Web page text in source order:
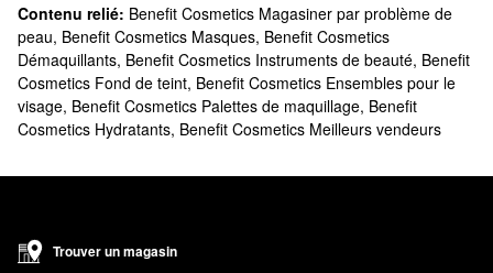
chacun de vos besoins.
Sephora offre-t-elle des produits Benefit Cosmetics?
Sephora vend de nombreux produits Benefit Cosmetics. Vous
voulez donner du volume à vos cils? Notre sélection de mascaras
Benefit Cosmetics repousse les limites quand vient le temps
d’allonger, de volumiser et de courber les cils. Nous offrons
également des formules plus durables et des options
Cosmetics offre des favoris haute performance pour chaque look
Contenu relié: Benefit Cosmetics Magasiner par problème de
peau, Benefit Cosmetics Masques, Benefit Cosmetics
Démaquillants, Benefit Cosmetics Instruments de beauté, Benefit
Cosmetics Fond de teint, Benefit Cosmetics Ensembles pour le
visage, Benefit Cosmetics Palettes de maquillage, Benefit
Cosmetics Hydratants, Benefit Cosmetics Meilleurs vendeurs
Trouver un magasin